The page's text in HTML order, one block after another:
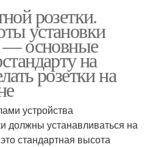
розетки.
установки
— основные
на
розетки на
устройства
должны устанавливаться на
стандартная высота